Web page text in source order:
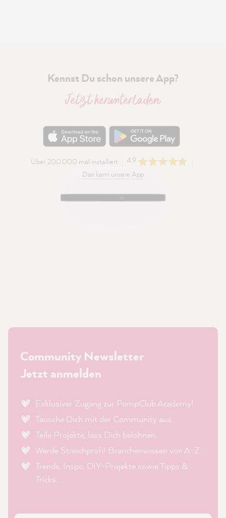
Kennst Du schon unsere App?
Jetzt herunterladen
Über 200.000 mal installiert
4.9
Das kann unsere App
Community Newsletter
Jetzt anmelden
Exklusiver Zugang zur PompClub Academy!
Tausche Dich mit der Community aus.
Teile Projekte, lass Dich belohnen.
Werde Streichprofi! Branchenwissen von A-Z.
Trends, Inspo, DIY-Projekte sowie Tipps &
Tricks.